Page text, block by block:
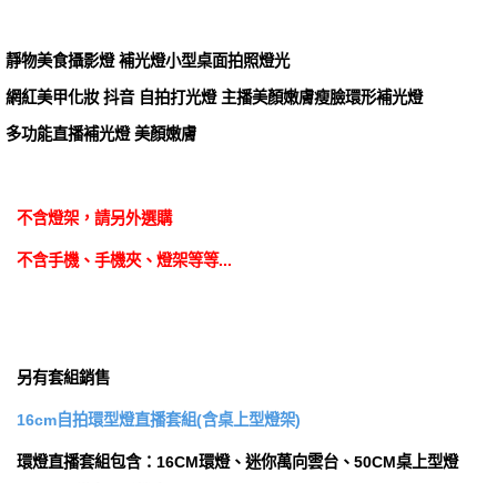
靜物美食攝影燈 補光燈小型桌面拍照燈光
網紅美甲化妝 抖音 自拍打光燈 主播美顏嫩膚瘦臉環形補光燈
多功能直播補光燈 美顏嫩膚
不含燈架，請另外選購
不含手機、手機夾、燈架等等...
另有套組銷售
16cm自拍環型燈直播套組(含桌上型燈架)
環燈直播套組包含：16CM環燈、迷你萬向雲台、50CM桌上型燈